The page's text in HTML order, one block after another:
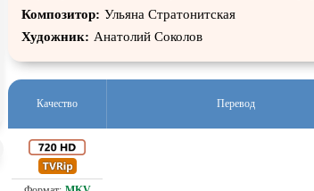
Композитор: Ульяна Стратонитская
Художник: Анатолий Соколов
Качество Перевод